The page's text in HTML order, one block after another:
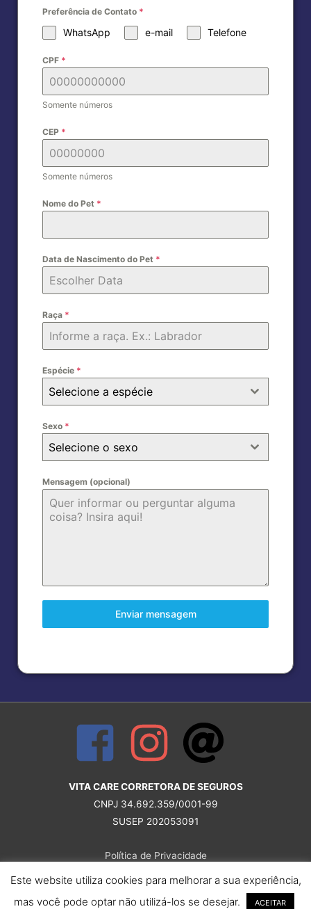
l
Preferência de Contato *
WhatsApp e-mail Telefone
CPF *
Somente números
CEP *
Somente números
Nome do Pet *
Data de Nascimento do Pet *
Raça *
Espécie *
Selecione a espécie
Sexo *
Selecione o sexo
Mensagem (opcional)
Enviar mensagem
VITA CARE CORRETORA DE SEGUROS
CNPJ 34.692.359/0001-99
SUSEP 202053091
Política de Privacidade
Este website utiliza cookies para melhorar a sua experiência,
mas você pode optar não utilizá-los se desejar.
ACEITAR